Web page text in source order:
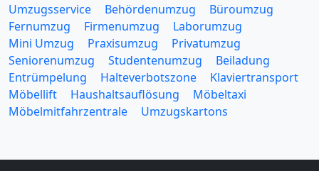
Umzugsservice Behördenumzug
Büroumzug
Fernumzug
Firmenumzug
Laborumzug
Mini Umzug
Praxisumzug
Privatumzug
Seniorenumzug
Studentenumzug
Beiladung
Entrümpelung
Halteverbotszone
Klaviertransport
Möbellift
Haushaltsauflösung
Möbeltaxi
Möbelmitfahrzentrale
Umzugskartons